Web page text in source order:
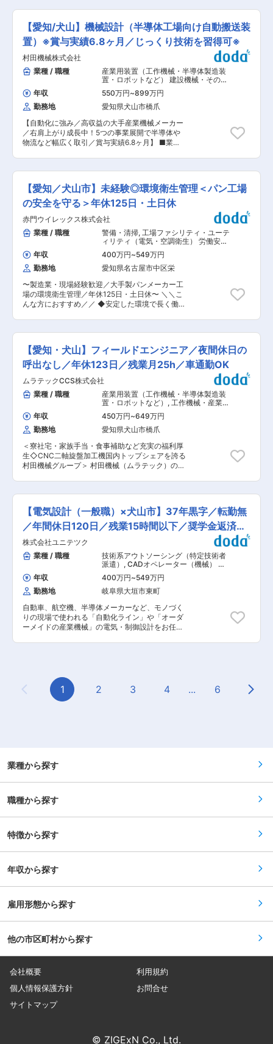
ームはベテラン2名＋補助1名体制。 4月には派遣
社員1名が加わる予定で、落ち着いた環境でじっ
くり技術を磨けます。 ■商材の解説 扱うのはス
テンレス製の自動ドア・サッシ、止水ドア、耐熱
強化ガラスドアなど。JRセントラルタワーズや大
型商業施設・公共施設など、「建物の顔」となる
エントランスに数多く採用されています！ ■入社
後の流れ 入社後はOJT中心。製品知識の習得から
スタートし、図面修正→簡単な新規作図へと段階
的にお任せします。習熟度に合わせてフォローす
るため、無理なく独り立ちが可能です。 ■企業様
の強み ・設計〜製作・加工まで一貫対応 ・大規
模建築に対応できる技術力 ・転勤なし／年間休日
案件に変化があり、長く飽きずに働ける環境 変更
の範囲：会社の定める業務
ミュレーション業務となります。 ＜具体的には＞
・実機動作の現状分析（ログの分析）務 ・搬送シ
ミュレーションソフトAutoModを使ったモデルの
開発 ・シミュレーションモデル作成のための情報
作成ツールの開発（AutoCAD、Excel） ■働き方
の特長： ダイバーシティを積極的に推進。すなわ
ち性別、年齢、国籍、文化や価値観など、社員1
人ひとりが持つ様々な違いは、組織にとっての大
きな力になると考え、企業としても受け入れ体制
を整えております。 ■村田機械について： 「自
動化」を軸に、クリーンFA（半導体）、繊維機
械、ロジスティクス＆オートメーション、工作機
械、情報機器の5つの分野に展開する産業機械メ
ーカーです。 ・全事業部の売上のうち、海外売上
の割合は60％以上、事業拠点は世界17カ国・36
ヵ所へ広がっています。日・米・欧・亜の世界4
率18%を誇る高収益企業（2025年3月期/連結）
・従業員数・売上高ともに国内有数の規模なが
ら、非上場による経営戦略を展開 ・「なぜ？」と
いう広い視野を持ち、自由にアイデアを発信／ア
イデアを自身でカタチにしていける環境。 ・年間
休日120日以上・完全週休2日制／5日以上の連続
休暇も取得可能で働き方良い。 ・時差出勤制度や
時間単位有休、時間短縮勤務制度などライフスタ
イルなどに合わせて取得可。 ・責任ある仕事も早
いうちから任せてもらえるような環境で、社員の
チャレンジを後押しする風土 ※数字で見る村田機
械（ https://recruit.muratec.jp/company/profile/
）
【愛知/犬山】機械設計（半導体工場向け自動搬送装
置）※賞与実績6.8ヶ月／じっくり技術を習得可※
村田機械株式会社
業種 / 職種
産業用装置（工作機械・半導体製造装
置・ロボットなど） 建設機械・その他
輸送機器
工作機械・産業機械・ロボッ
ト 半導体製造装置
年収 550万円~899万円
勤務地
愛知県犬山市橋爪
【自動化に強み／高収益の大手産業機械メーカー
／右肩上がり成長中！5つの事業展開で半導体や
物流など幅広く取引／賞与実績6.8ヶ月】 ■業務
ただきます。 ご経験や要望に応じていずれかの装
置もしくは軌道設計となります。 【業務詳細】
（1）装置設計・開発 ・天井搬送台車（OHT)：天
井に敷いたレールで移動し、半導体製造の工程間
を自動で繋ぐ搬送台車 ・自動保管庫（ストッカ
ー）：製造工程において半導体を保管する自動保
管庫 ・パージ装置：半導体製造に必要なガスを供
給するシステムなど （2）軌道設計 ・搬送台車が
走行する天井のレール設計 ・軌道内特殊ユニット
の開発 ■教育体制： 得意分野の業務から始め、
時間をかけて仕事を習得。 また、経験や能力に応
じたキャリア研修もあり、常にレベルアップを目
指せます。 ■半導体搬送システム（クリーンFA事
業部）（
https://www.muratec.jp/cfa/career.html ） ■機
械設計社員インタビュー：
ンFA（半導体）、繊維機械、ロジスティクス＆オ
ートメーション、工作機械、情報機器の5つの分
野に展開する産業機械メーカーです。 ・全事業部
の売上のうち、海外売上の割合は60％以上、事業
拠点は世界17カ国・36ヵ所へ広がっています。
日・米・欧・亜の世界4極体制を整え、一層のグ
ローバル化を促進。 ・売上高5000億規模！右肩
上がり成長中／営業利益率18%を誇る高収益企業
（2025年3月期/連結） ・従業員数・売上高とも
に国内有数の規模ながら、非上場による経営戦略
を展開 ・「なぜ？」という広い視野を持ち、自由
にアイデアを発信／アイデアを自身でカタチにし
ていける環境。 ・年間休日120日以上・完全週休
い。 ・時差出勤制度や時間単位有休、時間短縮勤
務制度などライフスタイルなどに合わせて取得
るような環境で、社員のチャレンジを後押しする
風土
【愛知／犬山市】未経験◎環境衛生管理＜パン工場
の安全を守る＞年休125日・土日休
赤門ウイレックス株式会社
業種 / 職種
警備・清掃, 工場ファシリティ・ユーテ
ィリティ（電気・空調衛生） 労働安全
衛生（EHS・HSE）
年収 400万円~549万円
勤務地
愛知県名古屋市中区栄
〜製造業・現場経験歓迎／大手製パンメーカー工
場の環境衛生管理／年休125日・土日休〜 ＼＼こ
んな方におすすめ／／ ◆安定した環境で長く働き
大手食品メーカーの工場に常駐し、設備や工場内
の衛生環境を守る「管理・指導」業務をお任せし
ます。 依頼増加に伴う増員募集で、未経験の方も
育成前提です。 衛生管理が適切に行われるよう、
作業者や品質、スケジュールを管理・調整するポ
ジションです。 【具体的には・・・】 ・衛生管
理業務を行う協力会社への依頼・進行管理 ・設備
（食品加工機・空調・ダクト）の点検 ・微生物検
査・環境測定の管理 ・異物混入・カビ防止対策・
管理 ・工場スタッフへの衛生面に関する指導・周
知 ■研修制度 入社者のほとんどが未経験スター
ト◎段階的な研修と資格取得支援があります。 ▼
入社後1〜2か月：基礎研修（衛生管理・法令・基
礎知識） ▼その後：先輩社員によるOJT、徐々に
担当エリア・業務範囲を拡大 ⇒業務に必要な資
格・講習は会社負担＆勤務時間内で取得可能です
建築・設備系の現場担当など活躍中！ ■この仕事
の特徴・やりがい ＼食の「当たり前」を支える仕
事／ 食の安全を守る社会貢献性の高い仕事。 自
分の仕事が多くの人の健康・安全に繋がる実感を
得られます。 ■当社について 食品・自動車・医
薬品業界など約1,000社の環境衛生を支える企業
です。 設備保全から衛生管理・調査まで幅広いサ
ービスで、安全で快適なものづくり環境の実現に
貢献しています。
【愛知・犬山】フィールドエンジニア／夜間休日の
呼出なし／年休123日／残業月25h／車通勤OK
ムラテックCCS株式会社
業種 / 職種
産業用装置（工作機械・半導体製造装
置・ロボットなど） , 工作機械・産業機
械・ロボット
年収 450万円~649万円
勤務地
愛知県犬山市橋爪
＜寮社宅・家族手当・食事補助など充実の福利厚
生◇CNC二軸旋盤加工機国内トップシェアを誇る
村田機械グループ＞ 村田機械（ムラテック）の工
務内容 ・1日に1〜2件、同社機械を納入いただい
ているお客様先へ訪問しメンテナンスを行いま
す。 ・修理、定期点検がメインで、性能アップの
ための改造もございます。 ・基本的には社用車で
の移動となります。 【変更の範囲：会社の定める
業務】 ■入社後の流れ ・犬山事業所のトレーニ
ング施設にて、同社製品の特徴やメンテナンスに
ついて研修します。 ・不足スキルを専任講師が教
育し、先輩に同行してのOJTを3カ月〜２年間実
施いたします。 ・お一人で自信をもってお客様先
へ行けるようになるまでしっかり研修いたしま
す。 ・研修終了後、ご本人希望の拠点への配属を
予定しています。希望勤務地がある場合は、面接
内でご相談ください。 ■働き方 ・年休123日、残
業26ｈ程度とメリハリをつけた働き方が叶いま
す。 ・基本的には休日夜間の対応は発生しません
で、中には1泊〜1週間程度の宿泊出張が発生しま
す。安全面から1日の移動距離・移動時間の制限
を設けているため、隣県への訪問でも場合によっ
械」「電気」「プログラム」の各技術領域を分業
2回、犬山事業所に全員集合した会議や情報交換
会を実施しています。他拠点社員と直接意見交換
できる場がある為、拠点が違えど、同じフィール
がりがあるのも同社の特長です。
【電気設計（一般職）×犬山市】37年黒字／転勤無
／年間休日120日／残業15時間以下／奨学金返済支
援
株式会社ユニテツク
業種 / 職種
技術系アウトソーシング（特定技術者
派遣） , CADオペレーター（機械） 電
気設計（工作機械・装置・設備・制御
盤など）
年収 400万円~549万円
勤務地
岐阜県大垣市東町
自動車、航空機、半導体メーカーなど、モノづく
りの現場で使われる「自動化ライン」や「オーダ
ーメイドの産業機械」の電気・制御設計をお任せ
正図面の作成が中心だった」 という方も大歓迎！
これまでの電気の基礎スキルを活かしつつ、既存
データを流用した設計や先輩のサポートからスタ
ング・ソフト設計（ラダー設計） ●使用部品（セ
ンサー、リレー、インバーター等）の選定・見積
もり補助 ●ゆくゆくは、顧客との仕様打ち合わせ
PLC（三菱電機、キーエンス等）やCADなど、あ
適な理由】 ●ハードからソフト設計、現地調整ま
で一貫して手掛ける 時には現地調整のための出張
対応や、土日出勤での対応が発生することもあり
日・代休の取得可能です） ですが、自分が設計し
える環境です。 ●技術者出身の経営陣だからこそ
の安心感 社長をはじめ取締役も各事業所の責任者
も全員が設計エンジニア出身の会社です。 未経験
イントを理解しているためフォロー体制は万全で
地域密着 事業所毎に地元企業と深く密着して業務
を進めるため、転勤はありません。じっくり腰を
据えて技術を磨けます。 ●残業は月平均15時間以
下 直近5年で残業削減を徹底し、22時以降の業務
とスキルアップに集中できます。 変更の範囲：会
Previous Page
1 2 3 4 ... 6
業種から探す
職種から探す
特徴から探す
年収から探す
雇用形態から探す
他の市区町村から探す
会社概要
利用規約
個人情報保護方針
お問合せ
サイトマップ
© ZIGExN Co., Ltd.